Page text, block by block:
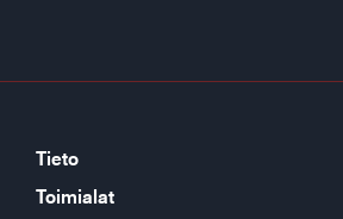
Tieto
Toimialat